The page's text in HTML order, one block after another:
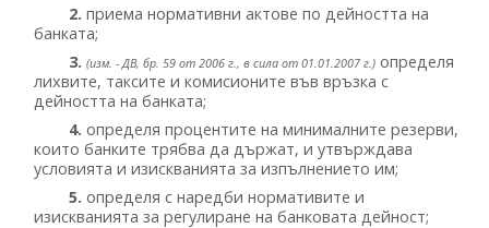
2. приема нормативни актове по дейността на
банката;
3. (изм. - ДВ, бр. 59 от 2006 г., в сила от 01.01.2007 г.) определя
лихвите, таксите и комисионите във връзка с
дейността на банката;
4. определя процентите на минималните резерви,
които банките трябва да държат, и утвърждава
условията и изискванията за изпълнението им;
5. определя с наредби нормативите и
изискванията за регулиране на банковата дейност;